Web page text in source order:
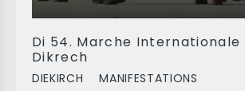
Di 54. Marche Internationale
Dikrech
DIEKIRCH MANIFESTATIONS